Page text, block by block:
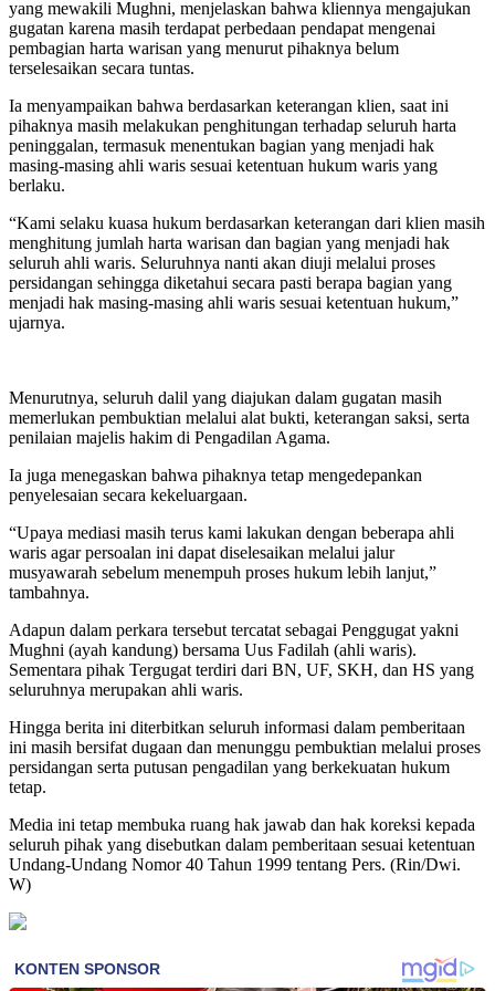
yang mewakili Mughni, menjelaskan bahwa kliennya mengajukan
gugatan karena masih terdapat perbedaan pendapat mengenai
pembagian harta warisan yang menurut pihaknya belum
terselesaikan secara tuntas.
Ia menyampaikan bahwa berdasarkan keterangan klien, saat ini
pihaknya masih melakukan penghitungan terhadap seluruh harta
peninggalan, termasuk menentukan bagian yang menjadi hak
masing-masing ahli waris sesuai ketentuan hukum waris yang
berlaku.
“Kami selaku kuasa hukum berdasarkan keterangan dari klien masih
menghitung jumlah harta warisan dan bagian yang menjadi hak
seluruh ahli waris. Seluruhnya nanti akan diuji melalui proses
persidangan sehingga diketahui secara pasti berapa bagian yang
menjadi hak masing-masing ahli waris sesuai ketentuan hukum,”
ujarnya.
Menurutnya, seluruh dalil yang diajukan dalam gugatan masih
memerlukan pembuktian melalui alat bukti, keterangan saksi, serta
penilaian majelis hakim di Pengadilan Agama.
Ia juga menegaskan bahwa pihaknya tetap mengedepankan
penyelesaian secara kekeluargaan.
“Upaya mediasi masih terus kami lakukan dengan beberapa ahli
waris agar persoalan ini dapat diselesaikan melalui jalur
musyawarah sebelum menempuh proses hukum lebih lanjut,”
tambahnya.
Adapun dalam perkara tersebut tercatat sebagai Penggugat yakni
Mughni (ayah kandung) bersama Uus Fadilah (ahli waris).
Sementara pihak Tergugat terdiri dari BN, UF, SKH, dan HS yang
seluruhnya merupakan ahli waris.
Hingga berita ini diterbitkan seluruh informasi dalam pemberitaan
ini masih bersifat dugaan dan menunggu pembuktian melalui proses
persidangan serta putusan pengadilan yang berkekuatan hukum
tetap.
Media ini tetap membuka ruang hak jawab dan hak koreksi kepada
seluruh pihak yang disebutkan dalam pemberitaan sesuai ketentuan
Undang-Undang Nomor 40 Tahun 1999 tentang Pers. (Rin/Dwi.
W)